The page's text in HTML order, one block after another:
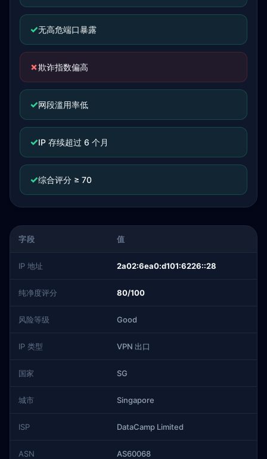
✓无高危端口暴露
✗欺诈指数偏高
✓网段滥用率低
✓IP 存续超过 6 个月
✓综合评分 ≥ 70
字段 值
IP 地址 2a02:6ea0:d101:6226::28
纯净度评分 80/100
风险等级 Good
IP 类型 VPN 出口
国家 SG
城市 Singapore
ISP DataCamp Limited
ASN AS60068